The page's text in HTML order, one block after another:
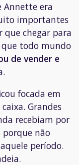
Annette era
importantes
que chegar para
todo mundo
de vender e
focada em
Grandes
recebiam por
porque não
período.